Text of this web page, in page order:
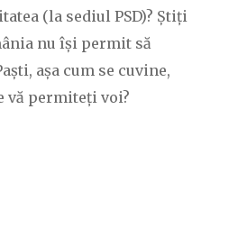
(la sediul PSD)? Știți
nu își permit să
așa cum se cuvine,
ce vă permiteți voi?